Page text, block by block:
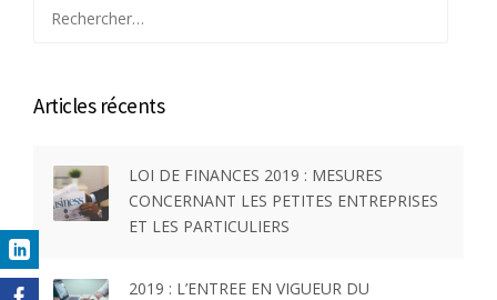
Articles récents
LOI DE FINANCES 2019 : MESURES
CONCERNANT LES PETITES ENTREPRISES
ET LES PARTICULIERS
2019 : L’ENTREE EN VIGUEUR DU